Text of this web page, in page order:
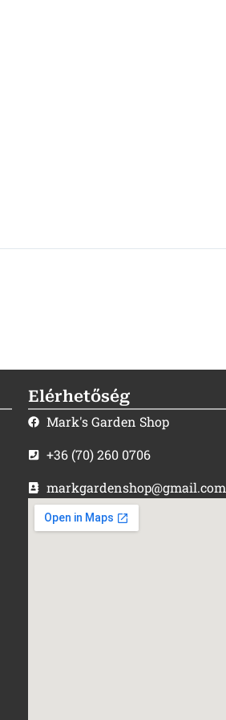
Elérhetőség
Mark's Garden Shop
+36 (70) 260 0706
markgardenshop@gmail.com